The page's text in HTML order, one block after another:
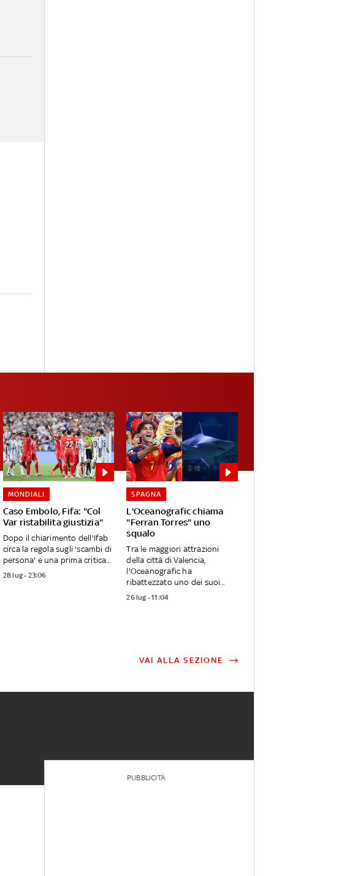
Caso Embolo, Fifa: "Col
Var ristabilita giustizia"
MONDIALI
Dopo il chiarimento dell'Ifab
circa la regola sugli 'scambi di
persona' e una prima critica...
28 lug - 23:06
L'Oceanografic chiama
"Ferran Torres" uno
squalo
SPAGNA
Tra le maggiori attrazioni
della città di Valencia,
l'Oceanografic ha
ribattezzato uno dei suoi...
26 lug - 11:04
VAI ALLA SEZIONE
PUBBLICITÀ